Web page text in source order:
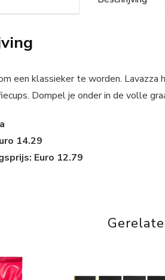
een klassieker te worden. Lavazza
Dompel je onder in de volle
14.29
Euro 12.79